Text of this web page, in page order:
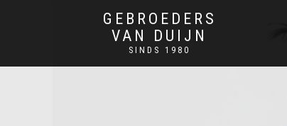
GEBROEDERS
VAN DUIJN
SINDS 1980